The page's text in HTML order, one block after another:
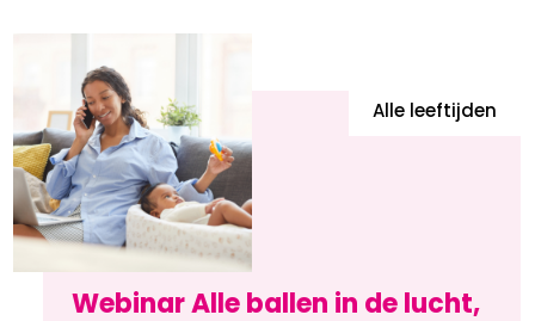
Webinar Alle ballen in de lucht,
Alle leeftijden